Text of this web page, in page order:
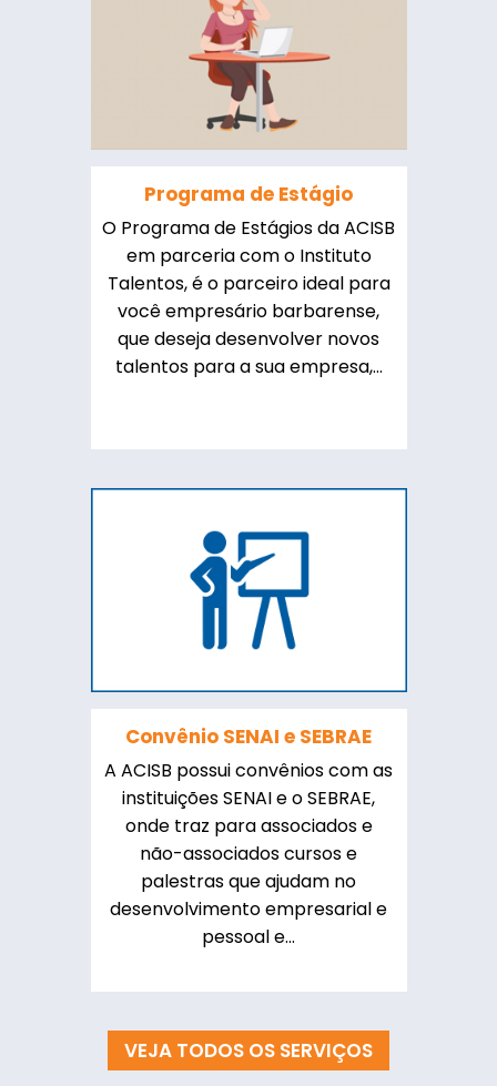
Programa de Estágio
O Programa de Estágios da ACISB
em parceria com o Instituto
Talentos, é o parceiro ideal para
você empresário barbarense,
que deseja desenvolver novos
talentos para a sua empresa,...
Convênio SENAI e SEBRAE
A ACISB possui convênios com as
instituições SENAI e o SEBRAE,
onde traz para associados e
não-associados cursos e
palestras que ajudam no
desenvolvimento empresarial e
pessoal e...
VEJA TODOS OS SERVIÇOS